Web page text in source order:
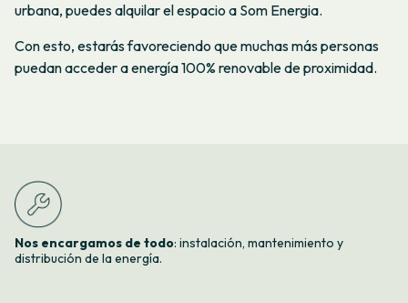
urbana, puedes alquilar el espacio a Som Energia.
Con esto, estarás favoreciendo que muchas más personas
puedan acceder a energía 100% renovable de proximidad.
Nos encargamos de todo: instalación, mantenimiento y
distribución de la energía.